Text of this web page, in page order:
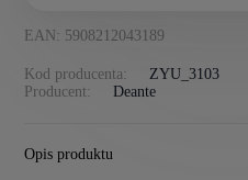
EAN: 5908212043189
Kod producenta:
ZYU_3103
Producent:
Deante
Opis produktu